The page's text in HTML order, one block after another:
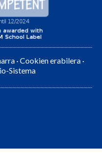
·Cookien erabilera ·
Sistema